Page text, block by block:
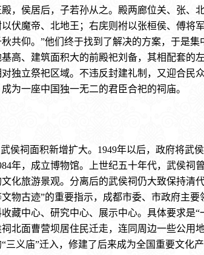
，侯居后，子若孙从之。殿两廊位关、张、
伏魔帝、北地王；右庑则袝以张桓侯、傅将
共仰。”他们终于找到了解决的方案，于是
高、建筑面积大的前殿祀刘备，其相配套
独立祭祀区域。不违反封建礼制，又迎合民
为一座中国独一无二的君臣合祀的祠庙。
侯祠面积新增扩大。1949年以后，政府将
年，成立博物馆。上世纪五十年代，武侯
化旅游景观。分离后的武侯祠仍大致保持清
物古迹”的重要指示，成都市委、市政府主
藏中心、研究中心、展示中心。具体要求是
北面曹营坝居住民迁走，连同周边一些公用
三义庙”迁入，修建了后来成为全国重要文化